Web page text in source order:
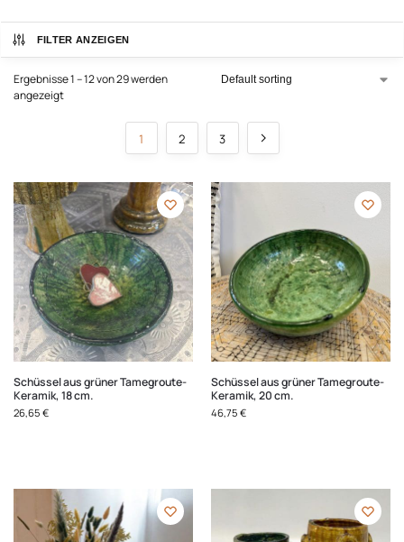
FILTER ANZEIGEN
Ergebnisse 1 – 12 von 29 werden
angezeigt
1 2 3
Schüssel aus grüner Tamegroute-
Keramik, 18 cm.
26,65 €
Schüssel aus grüner Tamegroute-
Keramik, 20 cm.
46,75 €